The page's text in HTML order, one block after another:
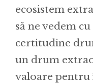
ecosistem
să ne vedem
certitudine
un drum
valoare pentru